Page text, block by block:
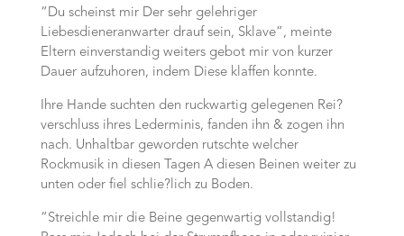
“Du scheinst mir Der sehr gelehriger
Liebesdieneranwarter drauf sein, Sklave”, meinte
Eltern einverstandig weiters gebot mir von kurzer
Dauer aufzuhoren, indem Diese klaffen konnte.
Ihre Hande suchten den ruckwartig gelegenen Rei?
verschluss ihres Lederminis, fanden ihn & zogen ihn
nach. Unhaltbar geworden rutschte welcher
Rockmusik in diesen Tagen A diesen Beinen weiter zu
unten oder fiel schlie?lich zu Boden.
“Streichle mir die Beine gegenwartig vollstandig!